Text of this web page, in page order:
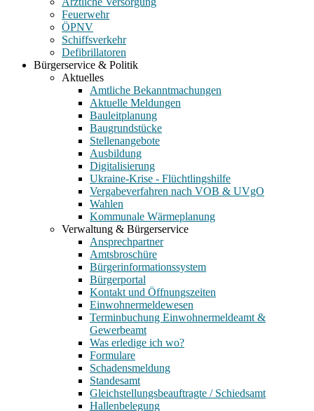
Feuerwehr
ÖPNV
Schiffsverkehr
Defibrillatoren
Bürgerservice & Politik
Aktuelles
Amtliche Bekanntmachungen
Aktuelle Meldungen
Bauleitplanung
Baugrundstücke
Stellenangebote
Ausbildung
Digitalisierung
Ukraine-Krise - Flüchtlingshilfe
Vergabeverfahren nach VOB & UVgO
Wahlen
Kommunale Wärmeplanung
Verwaltung & Bürgerservice
Ansprechpartner
Amtsbroschüre
Bürgerinformationssystem
Bürgerportal
Kontakt und Öffnungszeiten
Einwohnermeldewesen
Terminbuchung Einwohnermeldeamt &
Gewerbeamt
Was erledige ich wo?
Formulare
Schadensmeldung
Standesamt
Gleichstellungsbeauftragte / Schiedsamt
Hallenbelegung